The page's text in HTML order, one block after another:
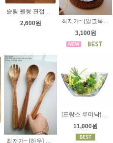
슬림 원형 판접시 [오븐용도자기] 4가지 사이즈
2,600원
최저가~ [알코록 프랑스] 플루이 유리 저그 280ml, 160ml - ARC FRUID JUG, 아코록 유리 디켄터, 비커, 비이커
3,100원
최저가~ [하우] 항균기능이 가장 뛰어난 < 고급 올리브 나무 요리스푼 원형 35cm> - 3종류 (두툼해서 튼튼!)
[프랑스 루미낙]프랑스생산 코스모스 유리볼 23cm - ( 4가지 사이즈) 화채볼 믹싱볼 요리볼 강화유리볼
11,000원